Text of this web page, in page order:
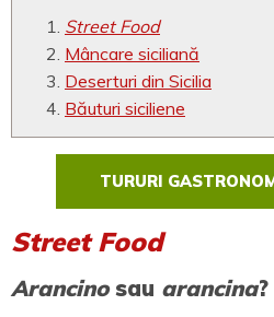
Street Food
Mâncare siciliană
Deserturi din Sicilia
Băuturi siciliene
TURURI
Street Food
Arancinosau arancina?